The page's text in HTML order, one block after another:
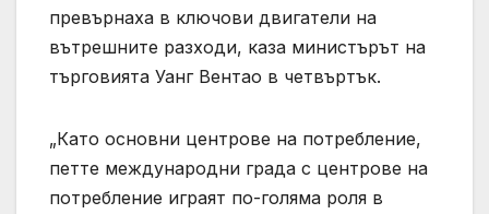
превърнаха в ключови двигатели на
вътрешните разходи, каза министърът на
търговията Уанг Вентао в четвъртък.
„Като основни центрове на потребление,
петте международни града с центрове на
потребление играят по-голяма роля в